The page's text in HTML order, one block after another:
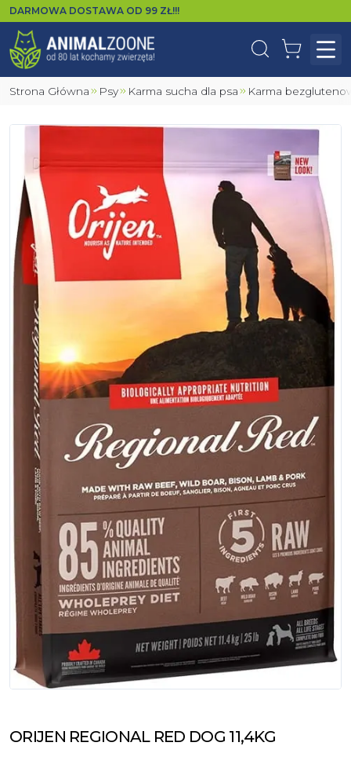
DARMOWA DOSTAWA OD 99 ZŁ!!!
WyszukajKoszyk
Strona Główna Psy Karma sucha dla psa Karma
ORIJEN REGIONAL RED DOG 11,4KG